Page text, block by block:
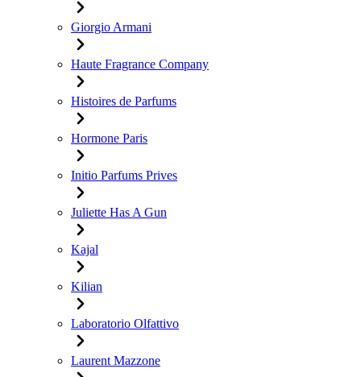
Giorgio Armani
Haute Fragrance Company
Histoires de Parfums
Hormone Paris
Initio Parfums Prives
Juliette Has A Gun
Kajal
Kilian
Laboratorio Olfattivo
Laurent Mazzone